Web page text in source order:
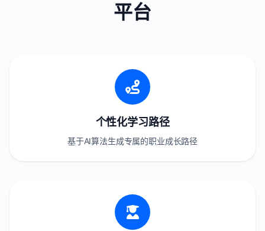
平台
个性化学习路径
基于AI算法生成专属的职业成长路径